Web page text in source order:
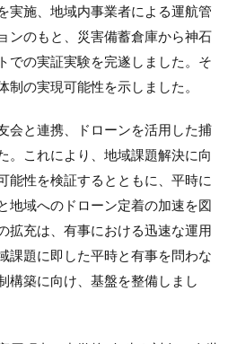
実施、地域内事業者による運航管
ンのもと、災害備蓄倉庫から神石
での実証実験を完遂しました。そ
の実現可能性を示しました。
会と連携、ドローンを活用した捕
。これにより、地域課題解決に向
能性を検証するとともに、平時に
地域へのドローン定着の加速を図
拡充は、有事における迅速な運用
課題に即した平時と有事を問わな
構築に向け、基盤を整備しまし